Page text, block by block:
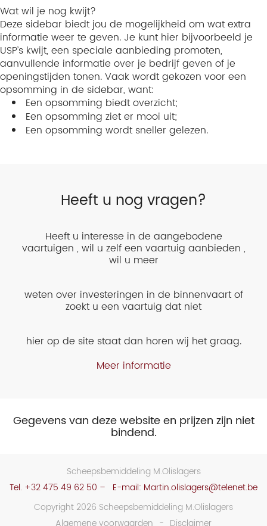
Wat wil je nog kwijt?
Deze sidebar biedt jou de mogelijkheid om wat extra
informatie weer te geven. Je kunt hier bijvoorbeeld je
USP’s kwijt, een speciale aanbieding promoten,
aanvullende informatie over je bedrijf geven of je
openingstijden tonen. Vaak wordt gekozen voor een
opsomming in de sidebar, want:
Een opsomming biedt overzicht;
Een opsomming ziet er mooi uit;
Een opsomming wordt sneller gelezen.
Heeft u nog vragen?
Heeft u interesse in de aangebodene
vaartuigen , wil u zelf een vaartuig aanbieden ,
wil u meer
weten over investeringen in de binnenvaart of
zoekt u een vaartuig dat niet
hier op de site staat dan horen wij het graag.
Meer informatie
Gegevens van deze website en prijzen zijn niet
bindend.
Scheepsbemiddeling M.Olislagers
Tel. +32 475 49 62 50 – E-mail: Martin.olislagers@telenet.be
Copyright 2026 Scheepsbemiddeling M.Olislagers